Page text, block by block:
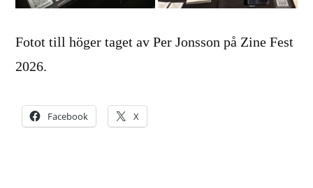
Fotot till höger taget av Per Jonsson på Zine Fest
2026.
Facebook X